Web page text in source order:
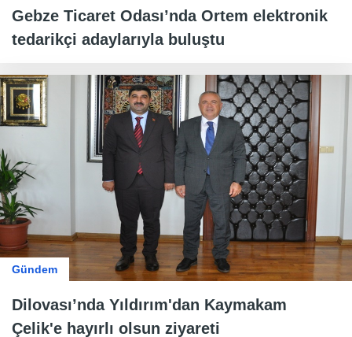
Gebze Ticaret Odası’nda Ortem elektronik
tedarikçi adaylarıyla buluştu
Gündem
Dilovası’nda Yıldırım'dan Kaymakam
Çelik'e hayırlı olsun ziyareti